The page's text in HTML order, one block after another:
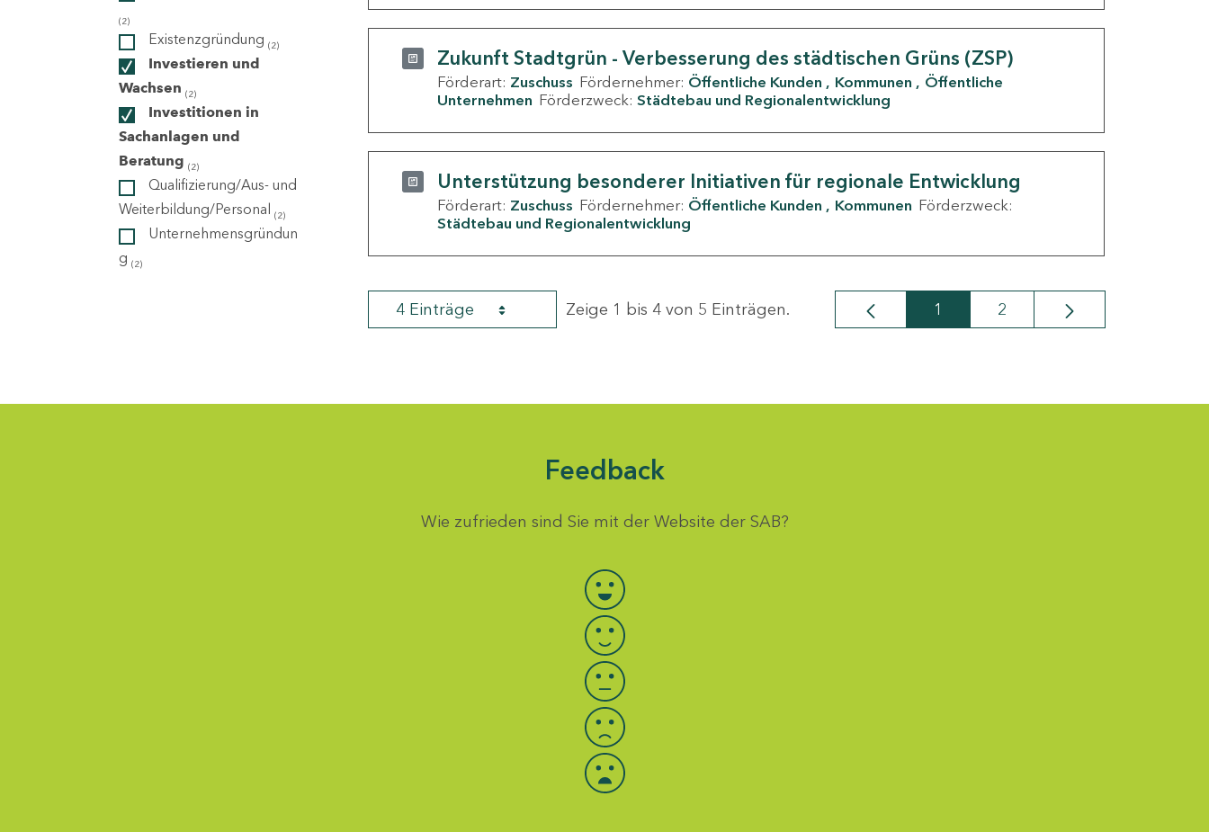
(2)
Existenzgründung (2)
Investieren und
Wachsen (2)
Investitionen in
Sachanlagen und
Beratung (2)
Qualifizierung/Aus- und
Weiterbildung/Personal (2)
Unternehmensgründun
g (2)
Zukunft Stadtgrün - Verbesserung des städtischen Grüns (ZSP)
Förderart: Zuschuss Fördernehmer: Öffentliche Kunden Kommunen
Öffentliche
Unternehmen Förderzweck: Städtebau und Regionalentwicklung
Unterstützung besonderer Initiativen für regionale Entwicklung
Förderart: Zuschuss Fördernehmer: Öffentliche Kunden Kommunen Förderzweck:
Städtebau und Regionalentwicklung
4 Einträge Zeige 1 bis 4 von 5 Einträgen. Seite
1 Seite
2
Feedback
Wie zufrieden sind Sie mit der Website der SAB?
Bewertung auswählen